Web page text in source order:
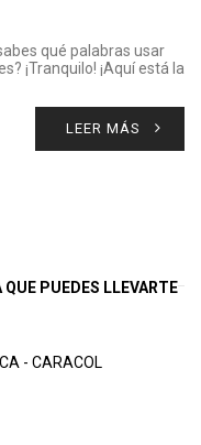
qué palabras usar
¡Tranquilo! ¡Aquí está la
LEER MÁS
PUEDES LLEVARTE
- CARACOL